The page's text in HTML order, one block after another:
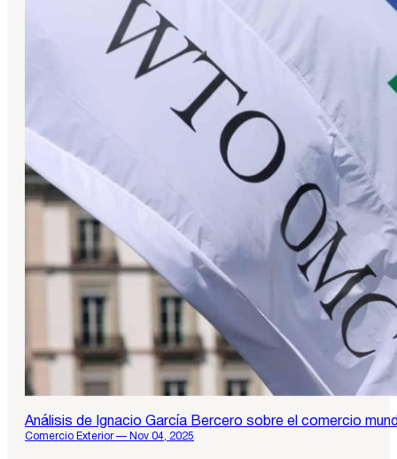
Análisis de Ignacio García Bercero sobre el comercio
Comercio Exterior — Nov 04, 2025